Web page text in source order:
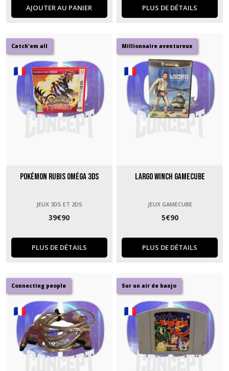
AJOUTER AU PANIER PLUS DE DÉTAILS
Catch'em all
Pokémon rubis Oméga 3DS
JEUX 3DS ET 2DS
39€90
PLUS DE DÉTAILS
Millionnaire aventureux
Largo Winch GameCube
JEUX GAMECUBE
5€90
PLUS DE DÉTAILS
Connecting people Sur un air de banjo